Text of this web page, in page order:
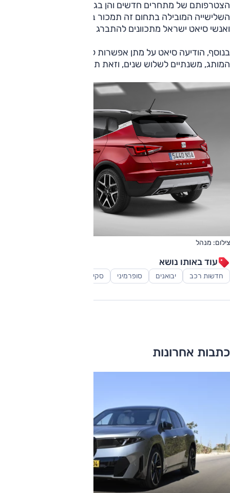
הצטרפותם של מתחרים חדשים והן בגלל שיפור התחרותיות בו.
ואנשי סיאט ישראל מתכוונים להתברג אליה.
בנוסף, הודיעה סיאט על מתן אפשרות להארכת אחריות לכל דגמי
המותג, משנתיים לשלוש שנים, וזאת תמורת 1000 שקלים.
צילום: מנהל
עוד באותו נושא
חדשות רכב יבואנים סופרמיני סקירות
כתבות אחרונות